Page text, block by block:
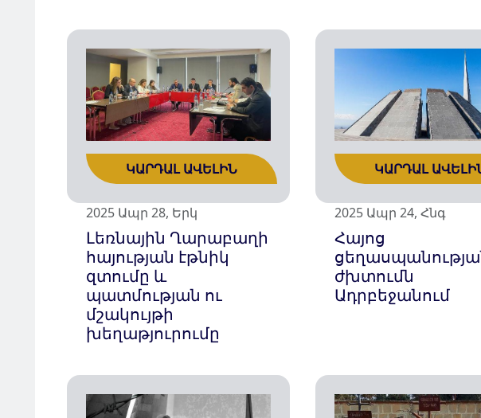
ԿԱՐԴԱԼ ԱՎԵԼԻՆ
2025 Ապր 28, Երկ
Լեռնային Ղարաբաղի
հայության էթնիկ
զտումը և
պատմության ու
մշակույթի
խեղաթյուրումը
ԿԱՐԴԱԼ
2025 Ապր 24, Հնգ
Հայոց
ժխտումն
Ադրբեջանում